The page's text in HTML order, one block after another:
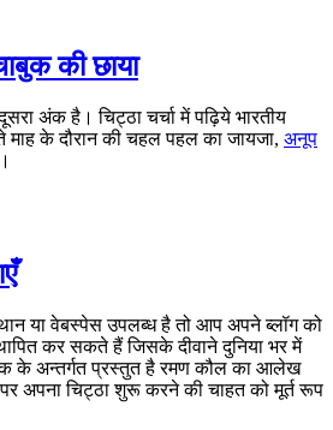
की छाया
अंक है। चिट्ठा चर्चा में पढ़िये भारतीय
माह के दौरान की चहल पहल का जायजा, अनूप
या वेबस्पेस उपलब्ध है तो आप अपने ब्लॉग को
कर सकते हैं जिसके दीवाने दुनिया भर में
के अन्तर्गत प्रस्तुत है रमण कौल का आलेख
अपना चिट्ठा शुरू करने की चाहत को मूर्त रूप